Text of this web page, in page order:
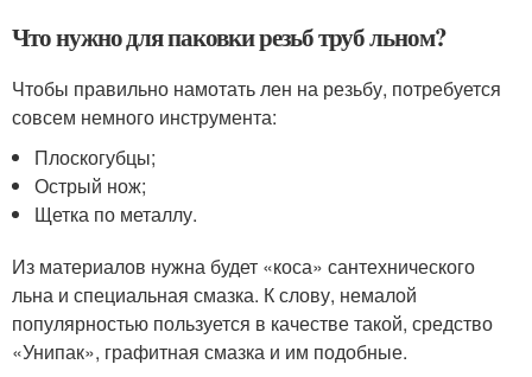
Что нужно для паковки резьб труб льном?
Чтобы правильно намотать лен на резьбу, потребуется
совсем немного инструмента:
Плоскогубцы;
Острый нож;
Щетка по металлу.
Из материалов нужна будет «коса» сантехнического
льна и специальная смазка. К слову, немалой
популярностью пользуется в качестве такой, средство
«Унипак», графитная смазка и им подобные.